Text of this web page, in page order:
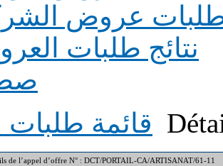
طلبات عروض
نتائج طلبات
قائمة
de l’appel d’offre N° : DCT/PORTAIL-CA/ARTISANAT/61-11